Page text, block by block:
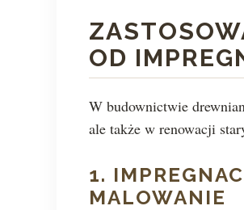
OD
W budownictwie
ale także w renowacji
1.
MALOWANIE